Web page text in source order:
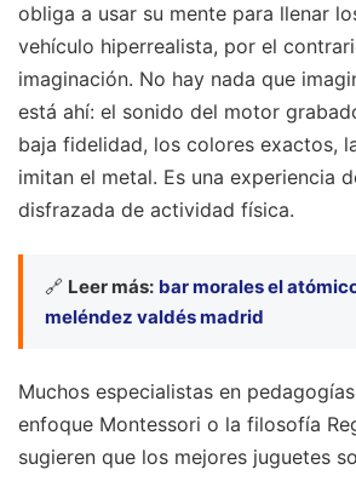
obliga a usar su mente para llenar
vehículo hiperrealista, por el
imaginación. No hay nada que
está ahí: el sonido del motor
baja fidelidad, los colores exactos,
imitan el metal. Es una experiencia
disfrazada de actividad física.
🔗 Leer más: bar morales el
meléndez valdés madrid
Muchos especialistas en
enfoque Montessori o la filosofía
sugieren que los mejores juguetes